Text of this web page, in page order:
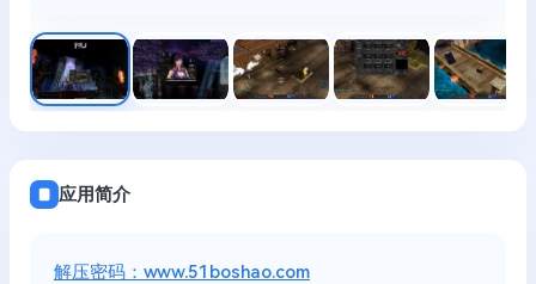
应用简介
解压密码：www.51boshao.com